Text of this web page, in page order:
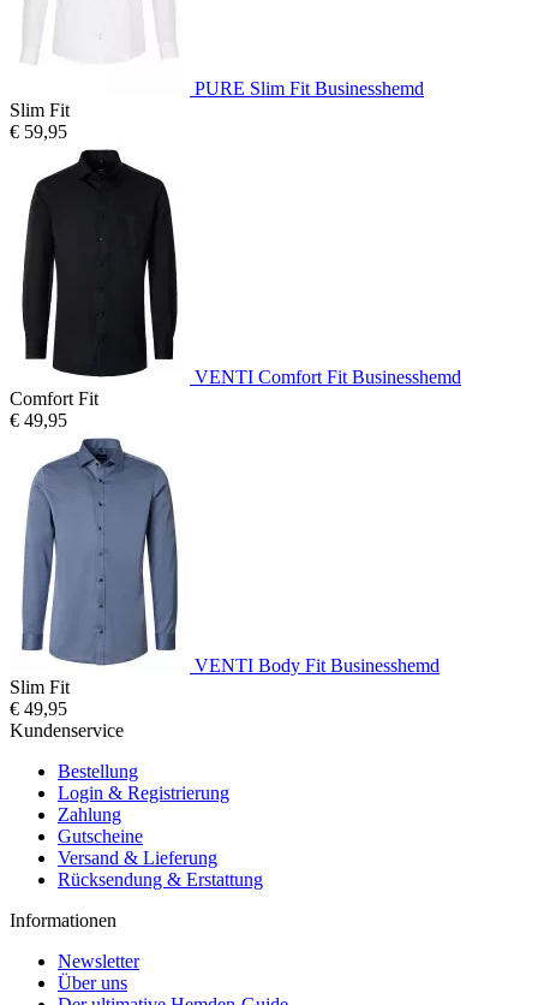
PURE Slim Fit Businesshemd
Slim Fit
€ 59,95
VENTI Comfort Fit Businesshemd
Comfort Fit
€ 49,95
VENTI Body Fit Businesshemd
Slim Fit
€ 49,95
Kundenservice
Bestellung
Login & Registrierung
Zahlung
Gutscheine
Versand & Lieferung
Rücksendung & Erstattung
Informationen
Newsletter
Über uns